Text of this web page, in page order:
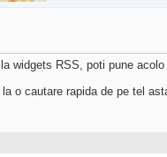
la widgets RSS, poti pune
o cautare rapida de pe tel